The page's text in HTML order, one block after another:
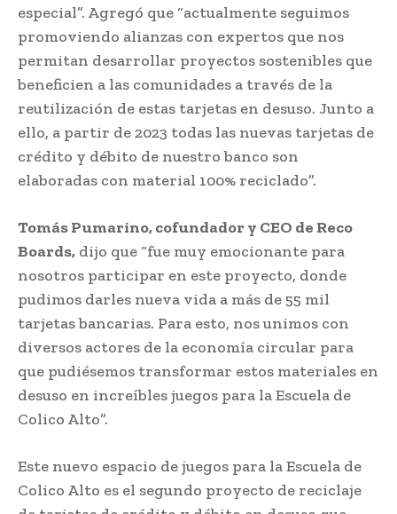
especial”. Agregó que “actualmente seguimos
promoviendo alianzas con expertos que nos
permitan desarrollar proyectos sostenibles que
beneficien a las comunidades a través de la
reutilización de estas tarjetas en desuso. Junto a
ello, a partir de 2023 todas las nuevas tarjetas de
crédito y débito de nuestro banco son
elaboradas con material 100% reciclado”.
Tomás Pumarino, cofundador y CEO de Reco
Boards, dijo que “fue muy emocionante para
nosotros participar en este proyecto, donde
pudimos darles nueva vida a más de 55 mil
tarjetas bancarias. Para esto, nos unimos con
diversos actores de la economía circular para
que pudiésemos transformar estos materiales en
desuso en increíbles juegos para la Escuela de
Colico Alto”.
Este nuevo espacio de juegos para la Escuela de
Colico Alto es el segundo proyecto de reciclaje